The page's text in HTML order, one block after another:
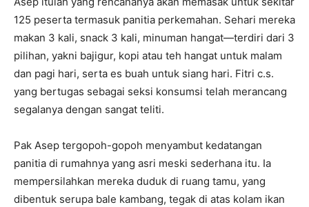
125 peserta termasuk panitia perkemahan. Sehari mereka
makan 3 kali, snack 3 kali, minuman hangat—terdiri dari 3
pilihan, yakni bajigur, kopi atau teh hangat untuk malam
dan pagi hari, serta es buah untuk siang hari. Fitri c.s.
yang bertugas sebagai seksi konsumsi telah merancang
segalanya dengan sangat teliti.
Pak Asep tergopoh-gopoh menyambut kedatangan
panitia di rumahnya yang asri meski sederhana itu. Ia
mempersilahkan mereka duduk di ruang tamu, yang
dibentuk serupa bale kambang, tegak di atas kolam ikan